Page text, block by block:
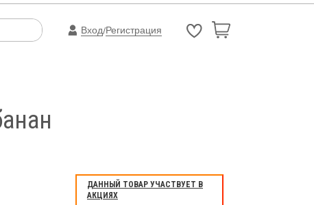
Вход/Регистрация
ДАННЫЙ ТОВАР УЧАСТВУЕТ В
АКЦИЯХ